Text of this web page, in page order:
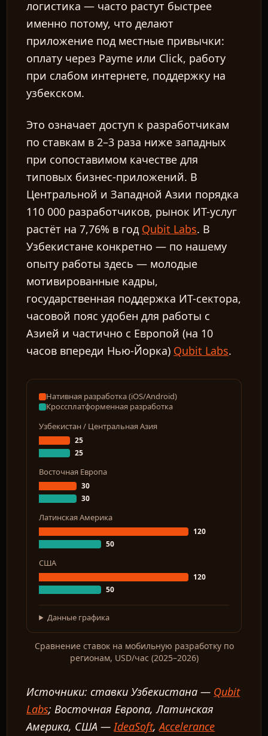
логистика — часто растут быстрее
именно потому, что делают
приложение под местные привычки:
оплату через Payme или Click, работу
при слабом интернете, поддержку на
узбекском.
Это означает доступ к разработчикам
по ставкам в 2–3 раза ниже западных
при сопоставимом качестве для
типовых бизнес-приложений. В
Центральной и Западной Азии порядка
110 000 разработчиков, рынок ИТ-услуг
растёт на 7,76% в год Qubit Labs. В
Узбекистане конкретно — по нашему
опыту работы здесь — молодые
мотивированные кадры,
государственная поддержка ИТ-сектора,
часовой пояс удобен для работы с
Азией и частично с Европой (на 10
часов впереди Нью-Йорка) Qubit Labs.
Нативная разработка (iOS/Android)
Кроссплатформенная разработка
Узбекистан / Центральная Азия
25
25
Восточная Европа
30
30
Латинская Америка
120
50
США
120
50
Данные графика
Сравнение ставок на мобильную разработку по
регионам, USD/час (2025–2026)
Источники: ставки Узбекистана — Qubit
Labs; Восточная Европа, Латинская
Америка, США —IdeaSoft,Accelerance